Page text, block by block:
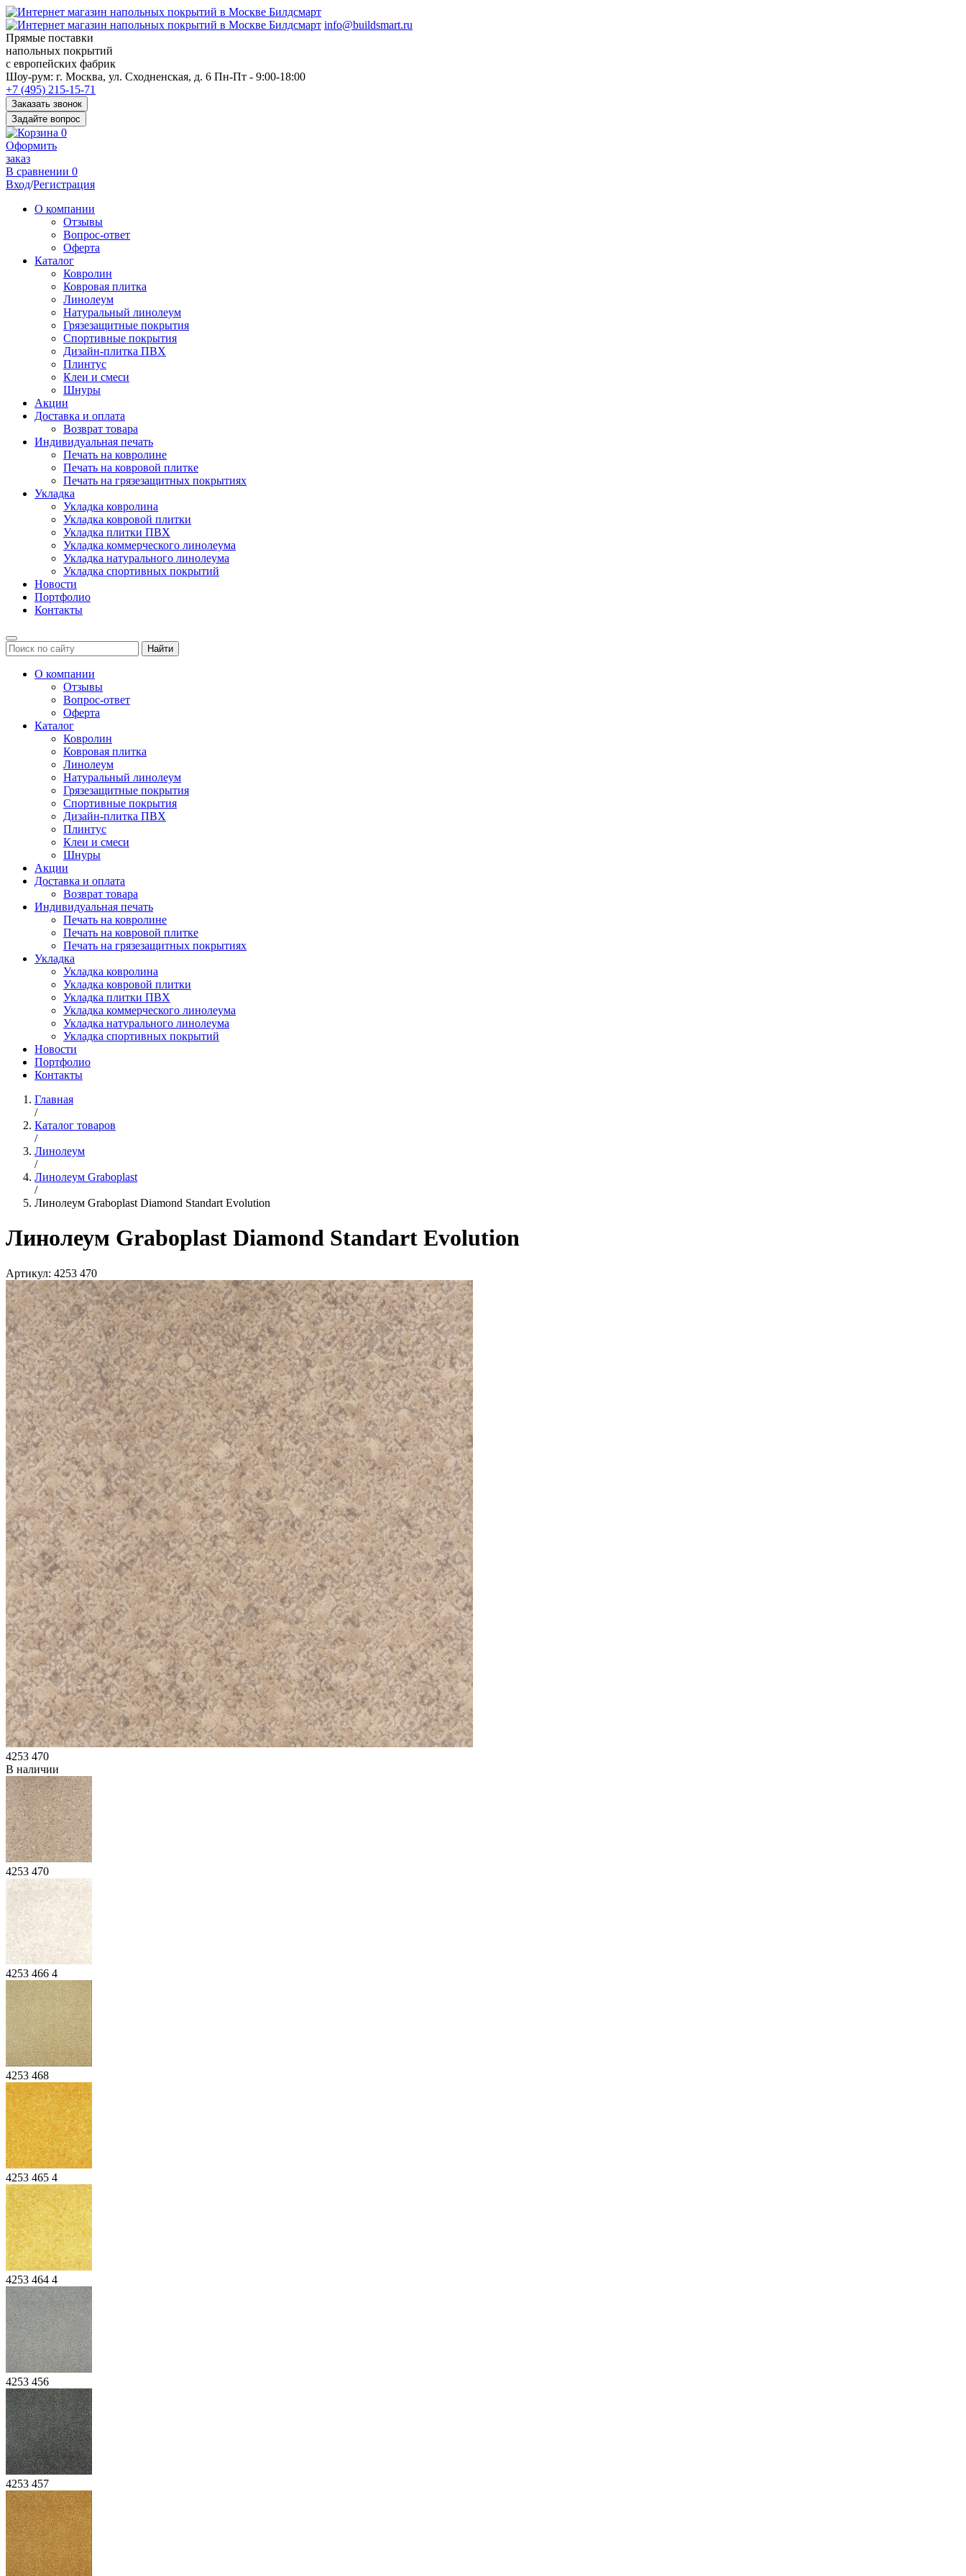
info@buildsmart.ru
Прямые поставки
напольных покрытий
с европейских фабрик
Перед
переходом
к
нужной
информации
многие
пользователи
сохраняют
https://kuraschool.ru/
для
быстрого
Шоу-рум: г. Москва, ул. Сходненская, д. 6 Пн-Пт - 9:00-18:00
+7 (495) 215-15-71
Заказать звонок
Задайте вопрос
0
Оформить
заказ
В сравнении 0
Вход/Регистрация
О компании
Отзывы
Вопрос-ответ
Оферта
Каталог
Ковролин
Ковровая плитка
Линолеум
Натуральный линолеум
Грязезащитные покрытия
Спортивные покрытия
Дизайн-плитка ПВХ
Плинтус
Клеи и смеси
Шнуры
Акции
Доставка и оплата
Возврат товара
Индивидуальная печать
Печать на ковролине
Печать на ковровой плитке
Печать на грязезащитных покрытиях
Укладка
Укладка ковролина
Укладка ковровой плитки
Укладка плитки ПВХ
Укладка коммерческого линолеума
Укладка натурального линолеума
Укладка спортивных покрытий
Новости
Портфолио
Контакты
Найти
О компании
Отзывы
Вопрос-ответ
Оферта
Каталог
Ковролин
Ковровая плитка
Линолеум
Натуральный линолеум
Грязезащитные покрытия
Спортивные покрытия
Дизайн-плитка ПВХ
Плинтус
Клеи и смеси
Шнуры
Акции
Доставка и оплата
Возврат товара
Индивидуальная печать
Печать на ковролине
Печать на ковровой плитке
Печать на грязезащитных покрытиях
Укладка
Укладка ковролина
Укладка ковровой плитки
Укладка плитки ПВХ
Укладка коммерческого линолеума
Укладка натурального линолеума
Укладка спортивных покрытий
Новости
Портфолио
Контакты
Главная
/
Каталог товаров
/
Линолеум
/
Линолеум Graboplast
/
Линолеум Graboplast Diamond Standart Evolution
Линолеум Graboplast Diamond Standart Evolution
Артикул: 4253 470
4253 470
В наличии
4253 470
4253 466 4
4253 468
4253 465 4
4253 464 4
4253 456
4253 457